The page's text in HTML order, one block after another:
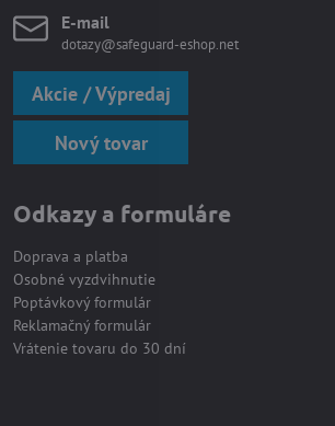
E-mail
dotazy@safeguard-eshop.net
Akcie / Výpredaj
Nový tovar
Odkazy a formuláre
Doprava a platba
Osobné vyzdvihnutie
Poptávkový formulár
Reklamačný formulár
Vrátenie tovaru do 30 dní